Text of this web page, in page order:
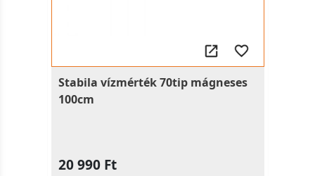
Stabila vízmérték 70tip mágneses
100cm
20 990 Ft